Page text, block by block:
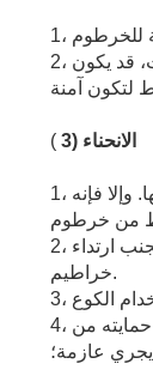
2، إذا كنت ترغب في استخدام المطاط خرطوم لتسليم النفط، مسحوق، المواد الكيميائية السامة أو حمض قوي أو القلويات، قد يكون
( 3) الانحناء
1، الحد الأدنى الانحناء الشعاع من خرطوم مطاطي هو أصغر دائرة نصف قطرها مسموح خرطوم يسمح ل تكون عازمة حولها. وإلا فإنه
2، يرجى عدم ثني خرطوم مطاطي إلى أقصى حد ممكن عندما يتم استخدامه لتسليم مسحوق أو الجسيمات من أجل تجنب ارتداء
خراطيم.
4، لا تتحرك تثبيت خرطوم إذا لم يكن ضروريا، على وجه الخصوص، يجب أن نكون بعناية فائقة عند تحريك خرطوم من أجل حمايته من
يجري عازمة؛